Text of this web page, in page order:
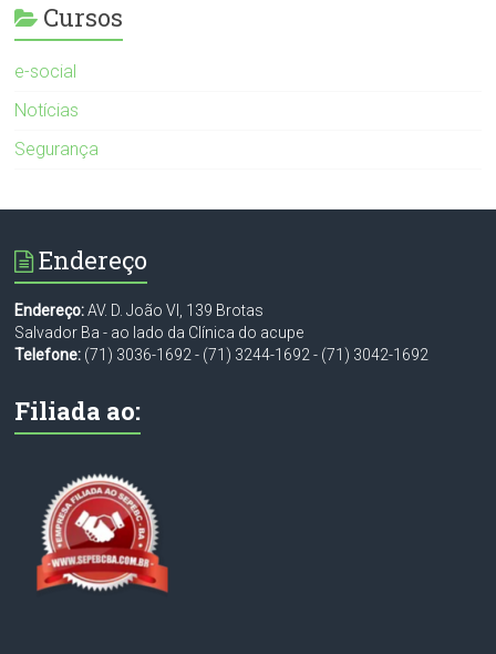
Cursos
e-social
Notícias
Segurança
Endereço
Endereço:AV. D. João VI, 139 Brotas
Salvador Ba - ao lado da Clínica do acupe
Telefone: (71) 3036-1692- (71) 3244-1692- (71) 3042-1692
Filiada ao: